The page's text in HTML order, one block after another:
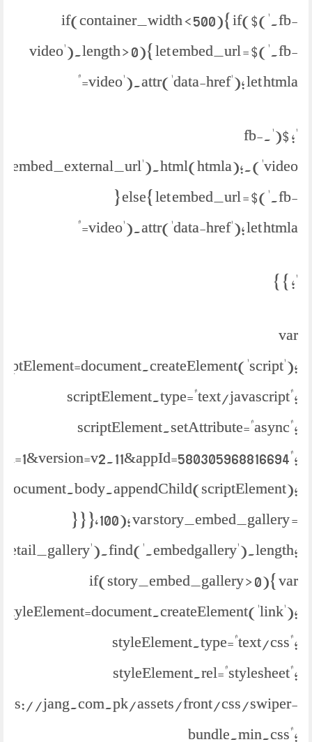
if(container_width < 500){ if($('.fb-
video').length > 0){ let embed_url = $('.fb-
video').attr('data-href'); let htmla="
'; $('.fb-
} else{ let embed_url = $('.fb-
video').attr('data-href'); let htmla="
'; } }
var
scriptElement.type="text/javascript";
scriptElement.setAttribute="async";
document.body.appendChild(scriptElement);
} } },100); var story_embed_gallery =
if(story_embed_gallery > 0){ var
styleElement=document.createElement('link');
styleElement.type="text/css";
styleElement.rel="stylesheet";
jang.com.pk/assets/front/css/swiper-
bundle.min.css";